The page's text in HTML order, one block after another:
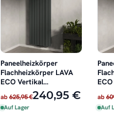
Paneelheizkörper
Flachheizkörper LAVA
ECO Vertikal
Doppellagig Anthrazit
ab 625,95 €240,95 €
Auf Lager
ab
Auf